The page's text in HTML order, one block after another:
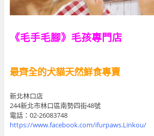
《毛手毛腳》毛孩專門店
最齊全的犬貓天然鮮食專賣
新北林口店
244新北市林口區南勢四街48號
電話：02-26083748
https://www.facebook.com/ifurpaws.Linkou/